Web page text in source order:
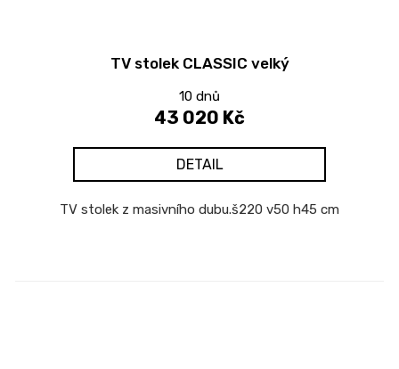
TV stolek CLASSIC velký
10 dnů
43 020 Kč
DETAIL
TV stolek z masivního dubu.š220 v50 h45 cm